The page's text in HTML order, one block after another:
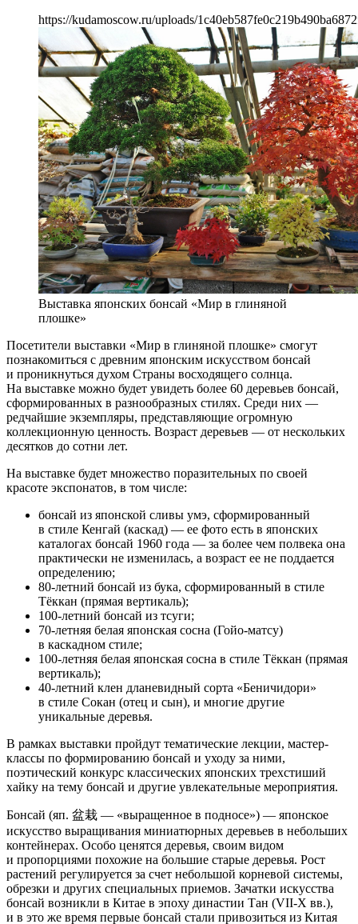
https://kudamoscow.ru/uploads/
Выставка японских бонсай «Мир в глиняной
плошке»
Посетители выставки «Мир в глиняной плошке» смогут
познакомиться с древним японским искусством бонсай
и проникнуться духом Страны восходящего солнца.
На выставке можно будет увидеть более 60 деревьев бонсай,
сформированных в разнообразных стилях. Среди них —
редчайшие экземпляры, представляющие огромную
коллекционную ценность. Возраст деревьев — от нескольких
десятков до сотни лет.
На выставке будет множество поразительных по своей
красоте экспонатов, в том числе:
бонсай из японской сливы умэ, сформированный
в стиле Кенгай (каскад) — ее фото есть в японских
каталогах бонсай 1960 года — за более чем полвека она
практически не изменилась, а возраст ее не поддается
определению;
80-летний бонсай из бука, сформированный в стиле
Тёккан (прямая вертикаль);
100-летний бонсай из тсуги;
70-летняя белая японская сосна (Гойо-матсу)
в каскадном стиле;
100-летняя белая японская сосна в стиле Тёккан (прямая
вертикаль);
40-летний клен дланевидный сорта «Беничидори»
в стиле Сокан (отец и сын), и многие другие
уникальные деревья.
В рамках выставки пройдут тематические лекции, мастер-
классы по формированию бонсай и уходу за ними,
поэтический конкурс классических японских трехстиший
хайку на тему бонсай и другие увлекательные мероприятия.
Бонсай (яп. 盆栽 — «выращенное в подносе») — японское
искусство выращивания миниатюрных деревьев в небольших
контейнерах. Особо ценятся деревья, своим видом
и пропорциями похожие на большие старые деревья. Рост
растений регулируется за счет небольшой корневой системы,
обрезки и других специальных приемов. Зачатки искусства
бонсай возникли в Китае в эпоху династии Тан (VII-X вв.),
и в это же время первые бонсай стали привозиться из Китая